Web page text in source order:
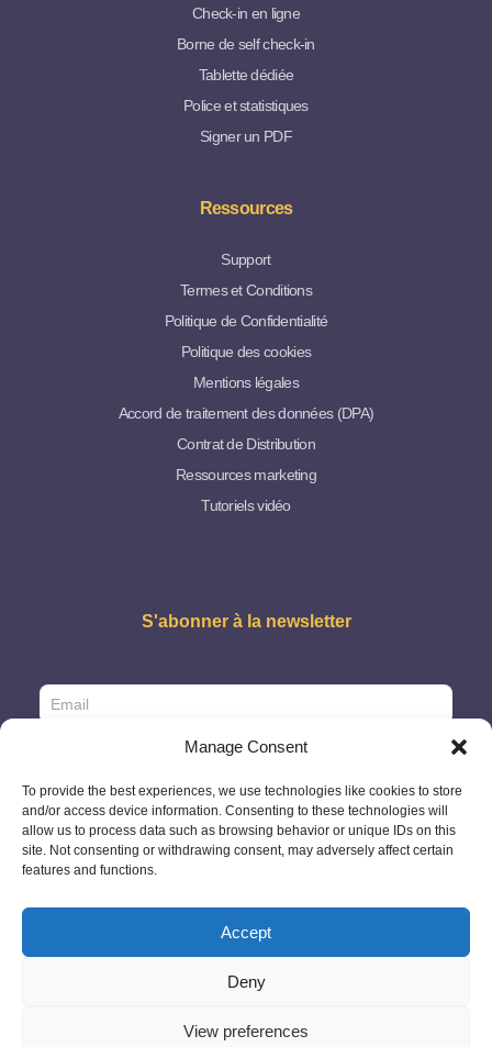
Manage Consent
To provide the best experiences, we use technologies like cookies to store
and/or access device information. Consenting to these technologies will
allow us to process data such as browsing behavior or unique IDs on this
site. Not consenting or withdrawing consent, may adversely affect certain
features and functions.
Accept
Deny
View preferences
Check-in en ligne
Borne de self check-in
Tablette dédiée
Police et statistiques
Signer un PDF
Ressources
Support
Termes et Conditions
Politique de Confidentialité
Politique des cookies
Mentions légales
Accord de traitement des données (DPA)
Contrat de Distribution
Ressources marketing
Tutoriels vidéo
S'abonner à la newsletter
info@passportscan.net